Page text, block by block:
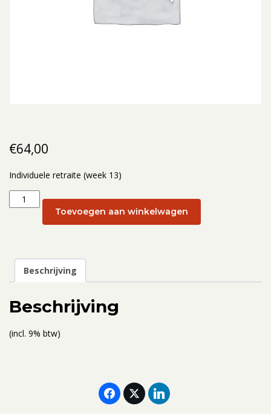
€64,00
Individuele retraite (week 13)
Individuele
retraite
maart
aantal
Toevoegen aan winkelwagen
Beschrijving
Beschrijving
(incl. 9% btw)